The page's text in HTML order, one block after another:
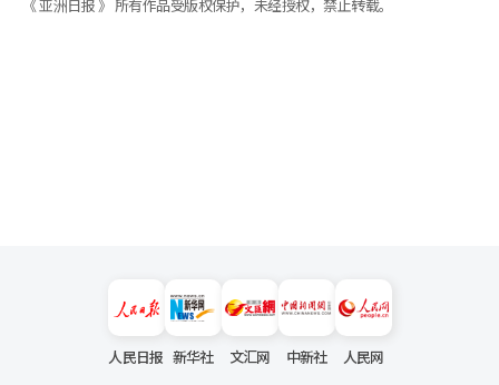
《 亚洲日报 》 所有作品受版权保护，未经授权，禁止转载。
人民日报 新华社 文汇网 中新社 人民网